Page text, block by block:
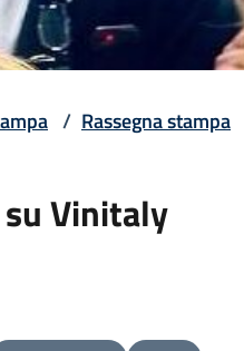
/ Rassegna stampa
Vinitaly